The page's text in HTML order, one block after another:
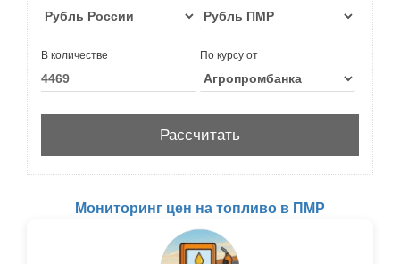
В количестве По курсу от
Мониторинг цен на топливо в ПМР